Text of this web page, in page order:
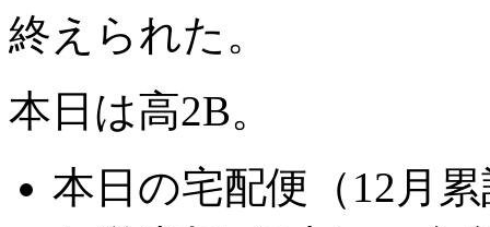
終えられた。
本日は高2B。
本日の宅配便（12月